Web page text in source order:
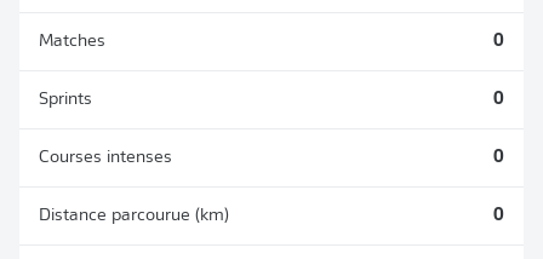
Matches 0
Sprints 0
Courses intenses 0
Distance parcourue (km) 0